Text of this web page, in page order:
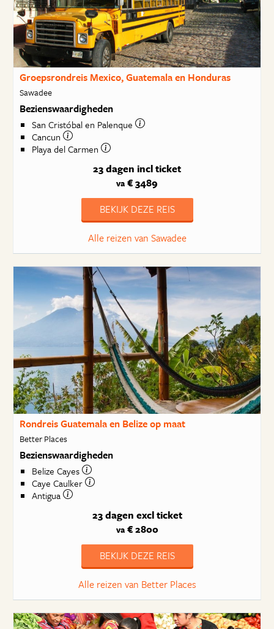
Groepsrondreis Mexico, Guatemala en Honduras
Sawadee
Bezienswaardigheden
San Cristóbal en Palenque
Cancun
Playa del Carmen
23 dagen incl ticket
va € 3489
BEKIJK DEZE REIS
Alle reizen van Sawadee
Rondreis Guatemala en Belize op maat
Better Places
Bezienswaardigheden
Belize Cayes
Caye Caulker
Antigua
23 dagen excl ticket
va€ 2800
BEKIJK DEZE REIS
Alle reizen van Better Places